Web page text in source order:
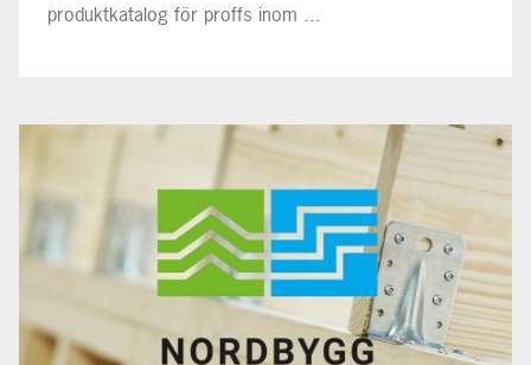
produktkatalog för proffs inom ...